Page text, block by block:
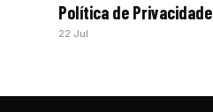
Política de Privacidade
22 Jul